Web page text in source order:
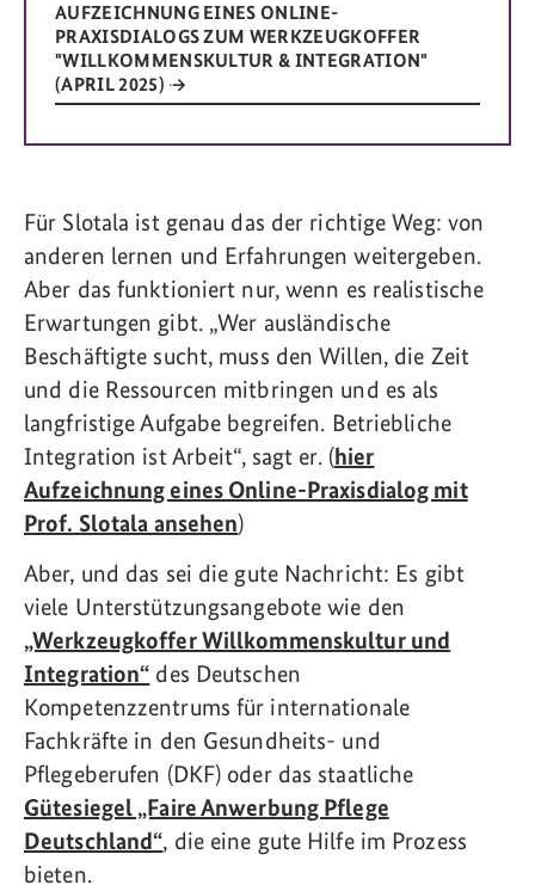
AUFZEICHNUNG EINES ONLINE-
PRAXISDIALOGS ZUM WERKZEUGKOFFER
"WILLKOMMENSKULTUR & INTEGRATION"
(APRIL 2025)
Für Slotala ist genau das der richtige Weg: von
anderen lernen und Erfahrungen weitergeben.
Aber das funktioniert nur, wenn es realistische
Erwartungen gibt. „Wer ausländische
Beschäftigte sucht, muss den Willen, die Zeit
und die Ressourcen mitbringen und es als
langfristige Aufgabe begreifen. Betriebliche
Integration ist Arbeit“, sagt er. (hier
Aufzeichnung eines Online-Praxisdialog mit
Prof. Slotala ansehen)
Aber, und das sei die gute Nachricht: Es gibt
viele Unterstützungsangebote wie den
„Werkzeugkoffer Willkommenskultur und
Integration“ des Deutschen
Kompetenzzentrums für internationale
Fachkräfte in den Gesundheits- und
Pflegeberufen (DKF) oder das staatliche
Gütesiegel „Faire Anwerbung Pflege
Deutschland“, die eine gute Hilfe im Prozess
bieten.